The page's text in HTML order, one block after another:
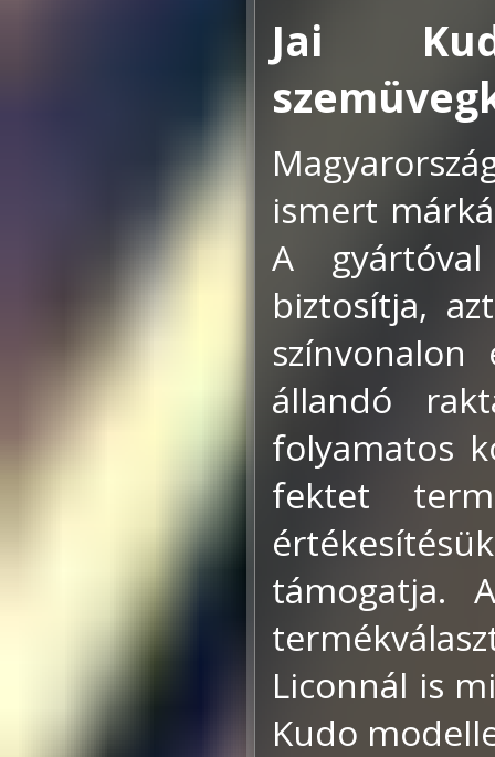
Jai
ismert
A
biztosítja,
állandó
folyamatos
fektet
támogatja.
Liconnál is
Kudo